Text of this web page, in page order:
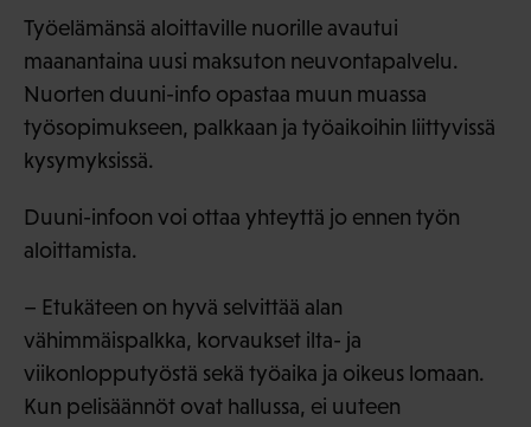
Työelämänsä aloittaville nuorille avautui
maanantaina uusi maksuton neuvontapalvelu.
Nuorten duuni-info opastaa muun muassa
työsopimukseen, palkkaan ja työaikoihin liittyvissä
kysymyksissä.
Duuni-infoon voi ottaa yhteyttä jo ennen työn
aloittamista.
– Etukäteen on hyvä selvittää alan
vähimmäispalkka, korvaukset ilta- ja
viikonlopputyöstä sekä työaika ja oikeus lomaan.
Kun pelisäännöt ovat hallussa, ei uuteen